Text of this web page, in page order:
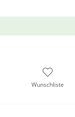
Wunschliste